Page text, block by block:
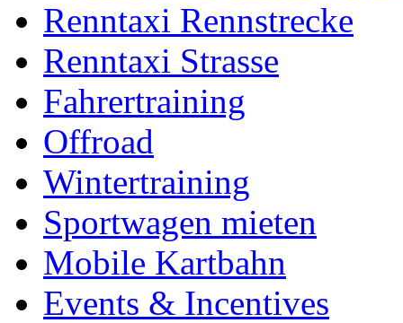
Renntaxi Rennstrecke
Renntaxi Strasse
Fahrertraining
Offroad
Wintertraining
Sportwagen mieten
Mobile Kartbahn
Events & Incentives